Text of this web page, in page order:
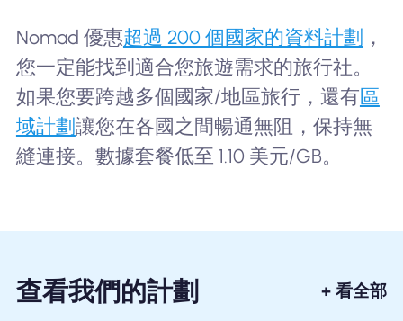
Nomad 優惠超過 200 個國家的資料計劃 ，
您一定能找到適合您旅遊需求的旅行社。
如果您要跨越多個國家/地區旅行，還有區
域計劃 讓您在各國之間暢通無阻，保持無
縫連接。數據套餐低至 1.10 美元/GB。
查看我們的計劃 + 看全部